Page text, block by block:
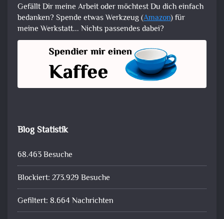
Gefällt Dir meine Arbeit oder möchtest Du dich einfach
bedanken? Spende etwas Werkzeug (Amazon) für
meine Werkstatt... Nichts passendes dabei?
Blog Statistik
68.463 Besuche
Blockiert: 273.929 Besuche
Gefiltert: 8.664 Nachrichten